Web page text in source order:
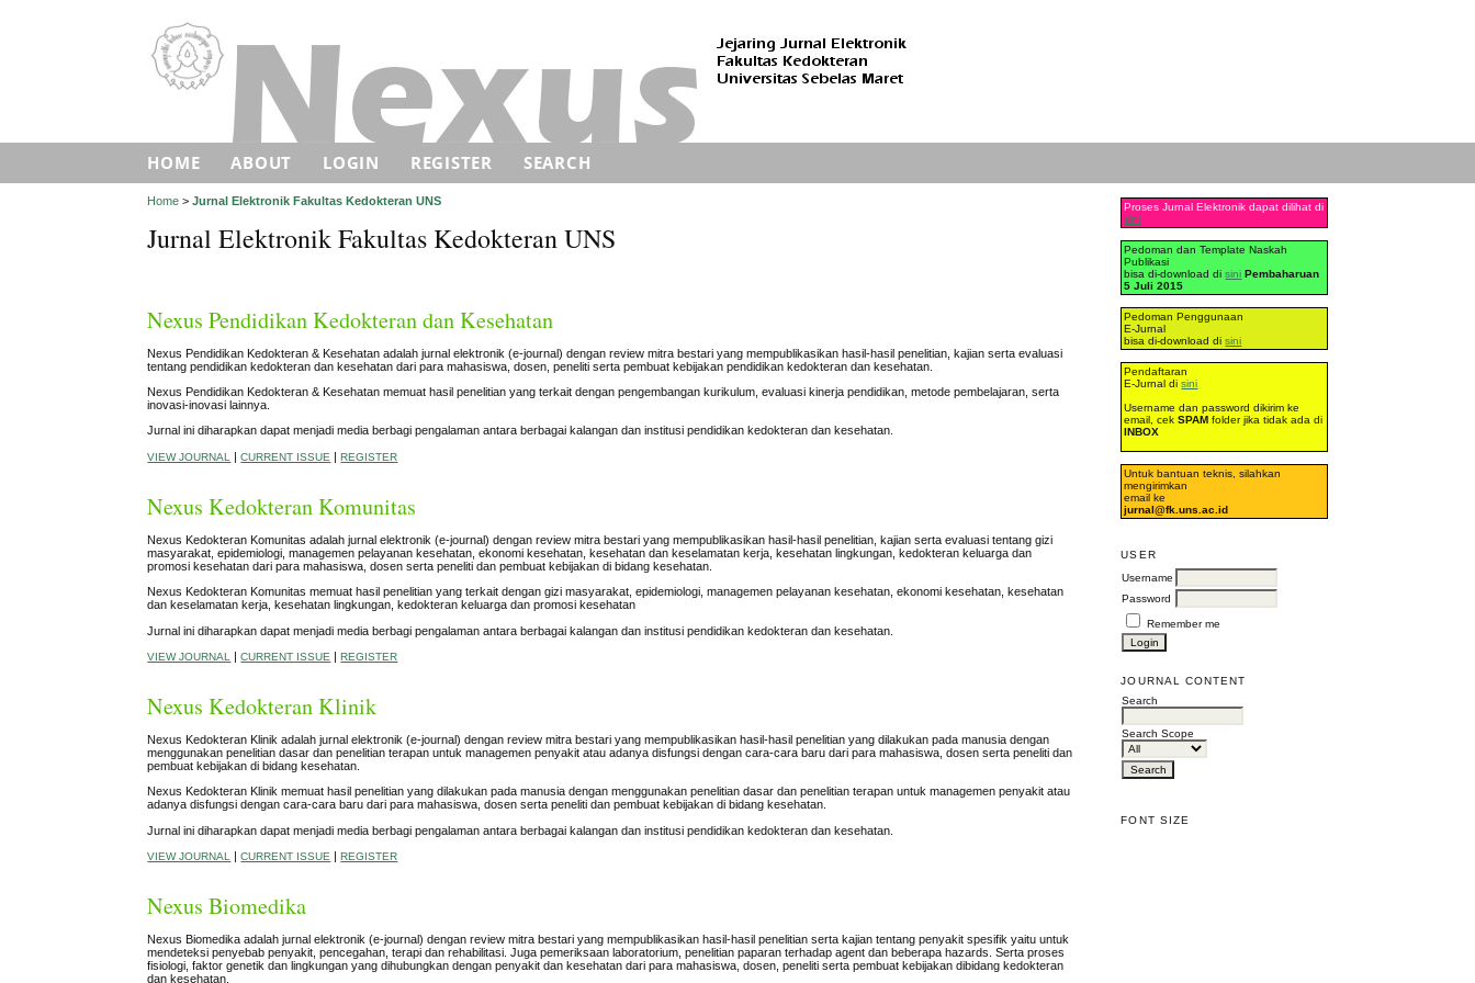
Proses Jurnal Elektronik dapat dilihat di
sini
Pedoman dan Template Naskah
Publikasi
bisa di-download disini Pembaharuan
5 Juli 2015
Pedoman Penggunaan
E-Jurnal
bisa di-download disini
Pendaftaran
E-Jurnal disini
Username dan password dikirim ke
email, cekSPAM folder jika tidak ada di
INBOX
Untuk bantuan teknis, silahkan
mengirimkan
email ke
jurnal@fk.uns.ac.id
USER
Username
Password
Remember me
JOURNAL CONTENT
Search
Search Scope
FONT SIZE
HOME ABOUT LOGIN REGISTER SEARCH
Home >Jurnal Elektronik Fakultas Kedokteran UNS
Jurnal Elektronik Fakultas Kedokteran UNS
Nexus Pendidikan Kedokteran dan Kesehatan
Nexus Pendidikan Kedokteran & Kesehatan adalah jurnal elektronik(e-journal) dengan review mitra bestari yang mempublikasikan hasil-hasilpenelitian, kajian serta evaluasi
tentang pendidikan kedokteran dankesehatan dari para mahasiswa, dosen, peneliti serta pembuat kebijakanpendidikan kedokteran dan kesehatan.
Nexus Pendidikan Kedokteran & Kesehatan memuat hasil penelitian yangterkait dengan pengembangan kurikulum, evaluasi kinerja pendidikan,metode pembelajaran, serta
inovasi-inovasi lainnya.
Jurnal ini diharapkan dapat menjadi media berbagi pengalamanantara berbagai kalangan dan institusi pendidikan kedokteran dan kesehatan.
VIEW JOURNAL |CURRENT ISSUE |REGISTER
Nexus Kedokteran Komunitas
Nexus Kedokteran Komunitas adalah jurnal elektronik (e-journal) dengan review mitra bestari yang mempublikasikan hasil-hasil penelitian, kajian serta evaluasi tentang gizi
masyarakat, epidemiologi, managemen pelayanan kesehatan, ekonomi kesehatan, kesehatan dan keselamatan kerja, kesehatan lingkungan, kedokteran keluarga dan
promosi kesehatan dari para mahasiswa, dosen serta peneliti dan pembuat kebijakan di bidang kesehatan.
Nexus Kedokteran Komunitas memuat hasil penelitian yang terkait dengan gizi masyarakat, epidemiologi, managemen pelayanan kesehatan, ekonomi kesehatan, kesehatan
dan keselamatan kerja, kesehatan lingkungan, kedokteran keluarga dan promosi kesehatan
Jurnal ini diharapkan dapat menjadi media berbagi pengalaman antara berbagai kalangan dan institusi pendidikan kedokteran dan kesehatan.
VIEW JOURNAL |CURRENT ISSUE |REGISTER
Nexus Kedokteran Klinik
Nexus Kedokteran Klinik adalah jurnal elektronik (e-journal) dengan review mitra bestari yang mempublikasikan hasil-hasil penelitian yang dilakukan pada manusia dengan
menggunakan penelitian dasar dan penelitian terapan untuk managemen penyakit atau adanya disfungsi dengan cara-cara baru dari para mahasiswa, dosen serta peneliti dan
pembuat kebijakan di bidang kesehatan.
Nexus Kedokteran Klinik memuat hasil penelitian yang dilakukan pada manusia dengan menggunakan penelitian dasar dan penelitian terapan untuk managemen penyakit atau
adanya disfungsi dengan cara-cara baru dari para mahasiswa, dosen serta peneliti dan pembuat kebijakan di bidang kesehatan.
Jurnal ini diharapkan dapat menjadi media berbagi pengalaman antara berbagai kalangan dan institusi pendidikan kedokteran dan kesehatan.
VIEW JOURNAL |CURRENT ISSUE |REGISTER
Nexus Biomedika
Nexus Biomedika adalah jurnal elektronik (e-journal) dengan review mitra bestari yang mempublikasikan hasil-hasil penelitian serta kajian tentang penyakit spesifik yaitu untuk
mendeteksi penyebab penyakit, pencegahan, terapi dan rehabilitasi. Juga pemeriksaan laboratorium, penelitian paparan terhadap agent dan beberapa hazards. Serta proses
fisiologi, faktor genetik dan lingkungan yang dihubungkan dengan penyakit dan kesehatan dari para mahasiswa, dosen, peneliti serta pembuat kebijakan dibidang kedokteran
dan kesehatan.